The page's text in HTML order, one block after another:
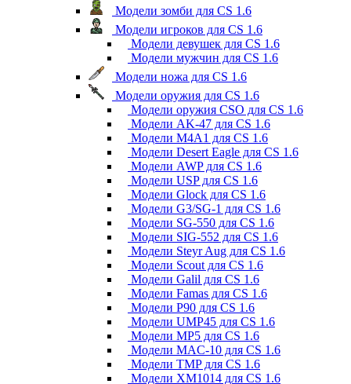
Модели зомби для CS 1.6
Модели игроков для CS 1.6
Модели девушек для CS 1.6
Модели мужчин для CS 1.6
Модели ножа для CS 1.6
Модели оружия для CS 1.6
Модели оружия CSO для CS 1.6
Модели AK-47 для CS 1.6
Модели M4A1 для CS 1.6
Модели Desert Eagle для CS 1.6
Модели AWP для CS 1.6
Модели USP для CS 1.6
Модели Glock для CS 1.6
Модели G3/SG-1 для CS 1.6
Модели SG-550 для CS 1.6
Модели SIG-552 для CS 1.6
Модели Steyr Aug для CS 1.6
Модели Scout для CS 1.6
Модели Galil для CS 1.6
Модели Famas для CS 1.6
Модели P90 для CS 1.6
Модели UMP45 для CS 1.6
Модели MP5 для CS 1.6
Модели MAC-10 для CS 1.6
Модели TMP для CS 1.6
Модели XM1014 для CS 1.6